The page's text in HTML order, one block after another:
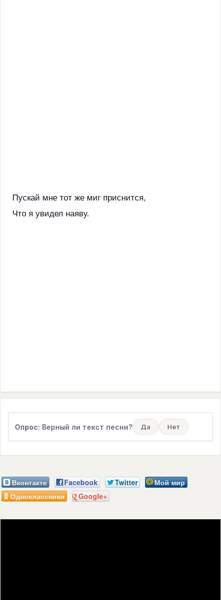
Пускай мне тот же миг приснится,
Что я увидел наяву.
Опрос: Верный ли текст песни? Да Нет
Вконтакте Facebook Twitter
Мой мир
Одноклассники
Google+